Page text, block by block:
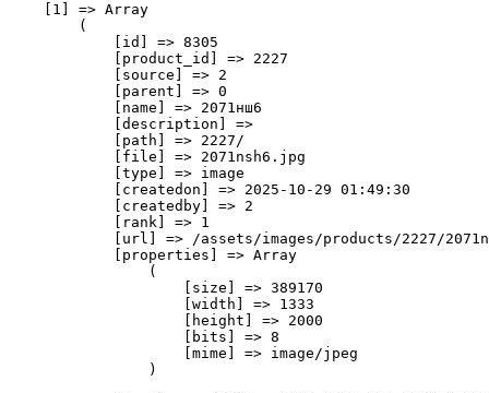
    [1] => Array
        (
            [id] => 8305
            [product_id] => 2227
            [source] => 2
            [parent] => 0
            [name] => 2071нш6
            [description] =>
            [path] => 2227/
            [file] => 2071nsh6.jpg
            [type] => image
            [createdon] => 2025-10-29 01:49:30
            [createdby] => 2
            [rank] => 1
[url] => /assets/images/products/2227/
            [properties] => Array
                (
                    [size] => 389170
                    [width] => 1333
                    [height] => 2000
                    [bits] => 8
                    [mime] => image/jpeg
                )